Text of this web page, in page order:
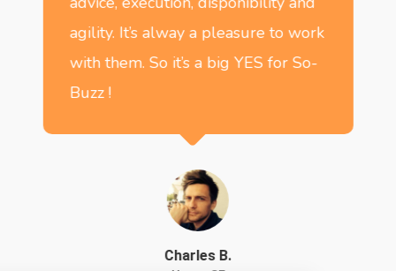
agility. It’s alway a pleasure to work
with them. So it’s a big YES for So-
Buzz !
Charles B.